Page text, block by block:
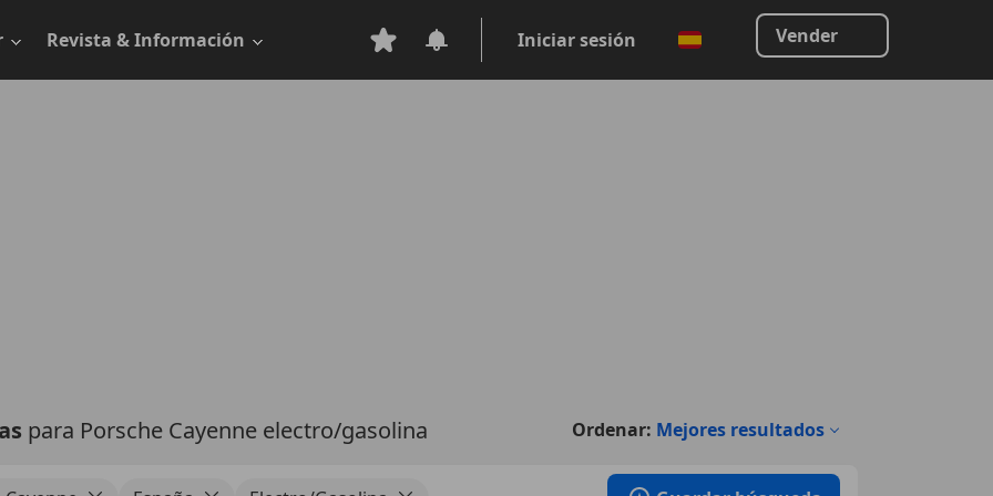
Revista & Información Iniciar sesión Vender
para Porsche Cayenne electro/gasolina Ordenar: Mejores resultados